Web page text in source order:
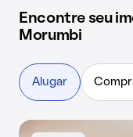
Encontre seu
Morumbi
Alugar